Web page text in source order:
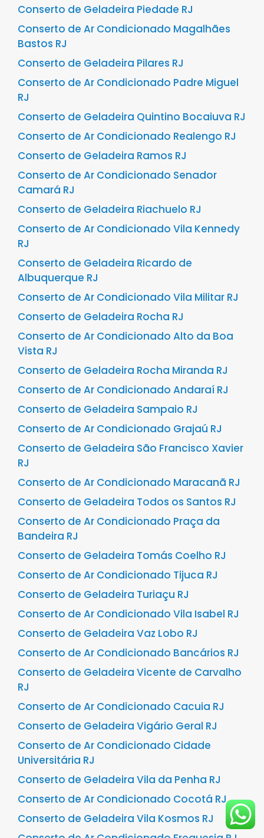
Conserto de Geladeira Piedade RJ
Conserto de Ar Condicionado Magalhães
Bastos RJ
Conserto de Geladeira Pilares RJ
Conserto de Ar Condicionado Padre Miguel
RJ
Conserto de Geladeira Quintino Bocaiuva RJ
Conserto de Ar Condicionado Realengo RJ
Conserto de Geladeira Ramos RJ
Conserto de Ar Condicionado Senador
Camará RJ
Conserto de Geladeira Riachuelo RJ
Conserto de Ar Condicionado Vila Kennedy
RJ
Conserto de Geladeira Ricardo de
Albuquerque RJ
Conserto de Ar Condicionado Vila Militar RJ
Conserto de Geladeira Rocha RJ
Conserto de Ar Condicionado Alto da Boa
Vista RJ
Conserto de Geladeira Rocha Miranda RJ
Conserto de Ar Condicionado Andaraí RJ
Conserto de Geladeira Sampaio RJ
Conserto de Ar Condicionado Grajaú RJ
Conserto de Geladeira São Francisco Xavier
RJ
Conserto de Ar Condicionado Maracanã RJ
Conserto de Geladeira Todos os Santos RJ
Conserto de Ar Condicionado Praça da
Bandeira RJ
Conserto de Geladeira Tomás Coelho RJ
Conserto de Ar Condicionado Tijuca RJ
Conserto de Geladeira Turiaçu RJ
Conserto de Ar Condicionado Vila Isabel RJ
Conserto de Geladeira Vaz Lobo RJ
Conserto de Ar Condicionado Bancários RJ
Conserto de Geladeira Vicente de Carvalho
RJ
Conserto de Ar Condicionado Cacuia RJ
Conserto de Geladeira Vigário Geral RJ
Conserto de Ar Condicionado Cidade
Universitária RJ
Conserto de Geladeira Vila da Penha RJ
Conserto de Ar Condicionado Cocotá RJ
Conserto de Geladeira Vila Kosmos RJ